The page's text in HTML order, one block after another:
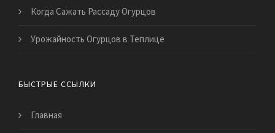
Когда Сажать Рассаду Огурцов
Урожайность Огурцов в Теплице
БЫСТРЫЕ ССЫЛКИ
Главная